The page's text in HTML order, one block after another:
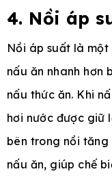
4. Nồi áp
Nồi áp suất là
nấu ăn nhanh hơn
nấu thức ăn. Khi
hơi nước được giữ
bên trong nồi
nấu ăn, giúp chế